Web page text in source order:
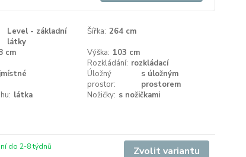
Level - základní
látky
Šířka: 264 cm
cm Výška: 103 cm
Rozkládání: rozkládací
Úložný
prostor:
s úložným
prostorem
látka Nožičky: s nožičkami
do 2-8 týdnů Zvolit variantu